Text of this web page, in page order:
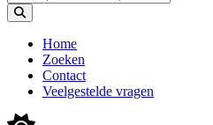
Home
Zoeken
Contact
Veelgestelde vragen